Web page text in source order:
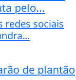
pelo...
redes sociais
de plantão